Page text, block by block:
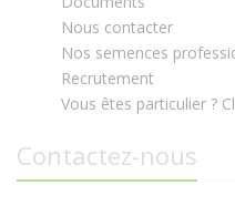
Nous contacter
Nos semences
Recrutement
Vous êtes particulier ?
Contactez-nous